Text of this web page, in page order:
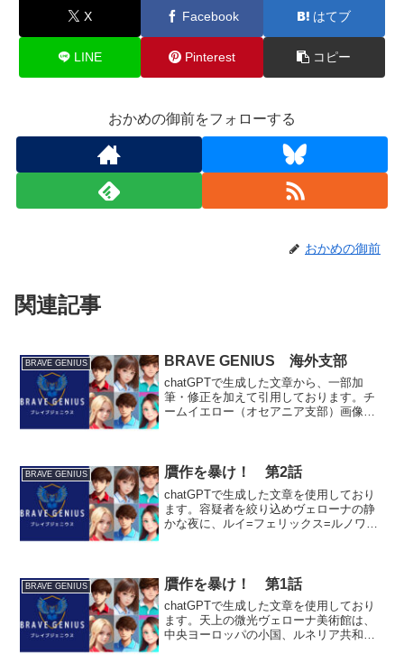
X Facebook はてブ
LINE Pinterest コピー
おかめの御前をフォローする
おかめの御前
関連記事
BRAVE GENIUS BRAVE GENIUS 海外支部
chatGPTで生成した文章から、一部加
筆・修正を加えて引用しております。チ
ームイエロー（オセアニア支部）画像
BRAVE GENIUS 贋作を暴け！ 第2話
chatGPTで生成した文章を使用しており
ます。容疑者を絞り込めヴェローナの静
かな夜に、ルイ=フェリックス=ルノワー
と連絡を取った。...
BRAVE GENIUS 贋作を暴け！ 第1話
chatGPTで生成した文章を使用しており
ます。天上の微光ヴェローナ美術館は、
中央ヨーロッパの小国、ルネリア共和国